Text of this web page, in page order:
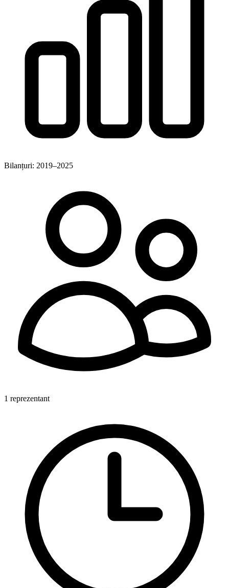
Bilanțuri: 2019–2025
1 reprezentant